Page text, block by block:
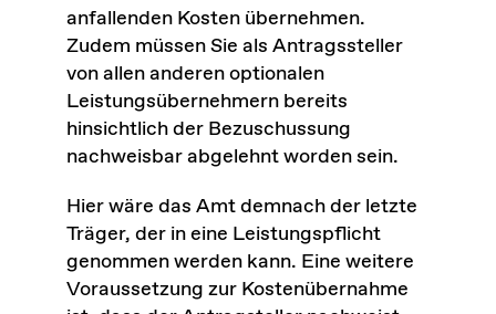
anfallenden Kosten übernehmen.
Zudem müssen Sie als Antragssteller
von allen anderen optionalen
Leistungsübernehmern bereits
hinsichtlich der Bezuschussung
nachweisbar abgelehnt worden sein.
Hier wäre das Amt demnach der letzte
Träger, der in eine Leistungspflicht
genommen werden kann. Eine weitere
Voraussetzung zur Kostenübernahme